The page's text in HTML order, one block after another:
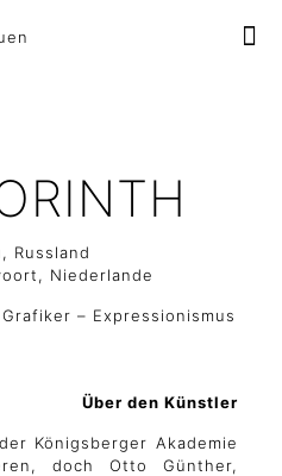
Russland
Niederlande
– Expressionismus
Über den Künstler
Königsberger Akademie
doch Otto Günther,